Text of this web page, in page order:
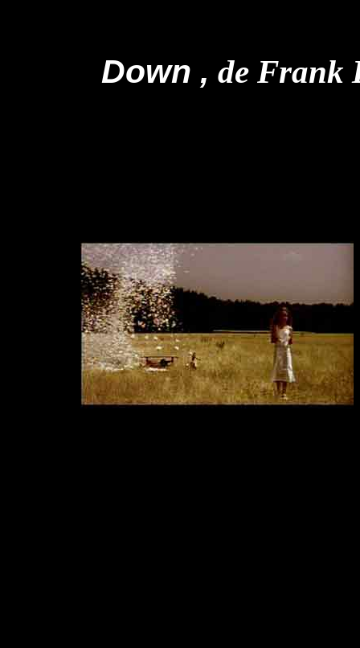
Down , de Frank